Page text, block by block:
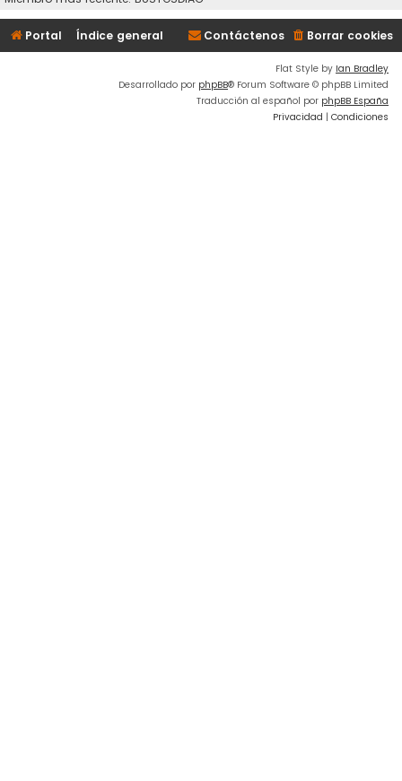
Portal Índice general Borrar cookies
Contáctenos
Flat Style by Ian Bradley
Desarrollado por phpBB® Forum Software © phpBB Limited
Traducción al español por phpBB España
Privacidad | Condiciones